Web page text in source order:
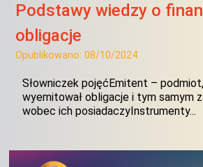
Podstawy wiedzy o
obligacje
Opublikowano: 08/10/2024
Słowniczek pojęćEmitent –
wyemitował obligacje i tym samym
wobec ich posiadaczyInstrumenty...